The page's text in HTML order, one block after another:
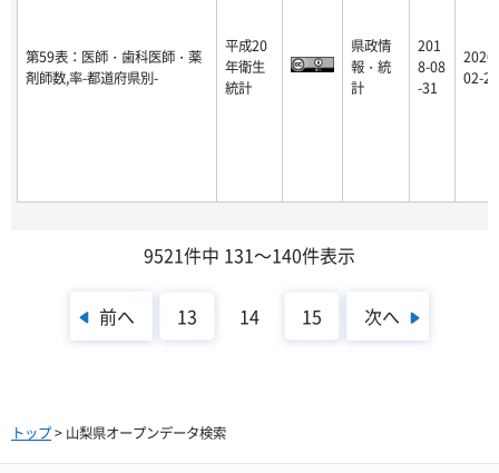
第59表：医師・歯科医師・薬
剤師数,率-都道府県別-
平成20
年衛生
統計
県政情
報・統
計
201
8-08
-31
2020-
02-25
9521件中 131～140件表示
前へ 13 14 15 次へ
トップ> 山梨県オープンデータ検索